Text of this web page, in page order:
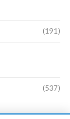
(191)
(537)